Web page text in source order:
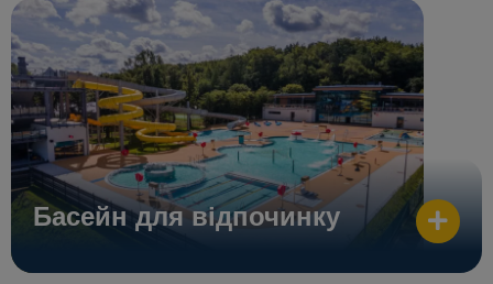
Басейн для відпочинку